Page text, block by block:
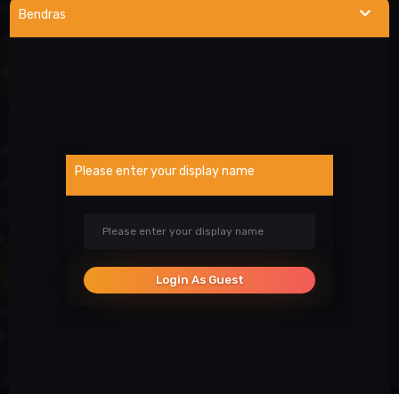
Bendras
Please enter your display name
Login As Guest
visada linkusi padėti prireikus pagalbos. Iki susitikimo serveryje!
Atsiblokavimo anketa
SOCIALINIAI TINKLAI